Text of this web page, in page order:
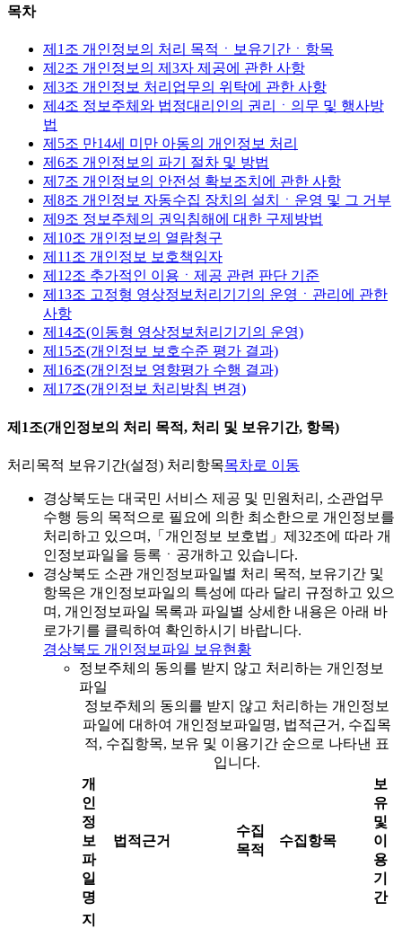
목차
제1조 개인정보의 처리 목적ㆍ보유기간ㆍ항목
제2조 개인정보의 제3자 제공에 관한 사항
제3조 개인정보 처리업무의 위탁에 관한 사항
제4조 정보주체와 법정대리인의 권리ㆍ의무 및 행사방
법
제5조 만14세 미만 아동의 개인정보 처리
제6조 개인정보의 파기 절차 및 방법
제7조 개인정보의 안전성 확보조치에 관한 사항
제8조 개인정보 자동수집 장치의 설치ㆍ운영 및 그 거부
제9조 정보주체의 권익침해에 대한 구제방법
제10조 개인정보의 열람청구
제11조 개인정보 보호책임자
제12조 추가적인 이용ㆍ제공 관련 판단 기준
제13조 고정형 영상정보처리기기의 운영ㆍ관리에 관한
사항
제14조(이동형 영상정보처리기기의 운영)
제15조(개인정보 보호수준 평가 결과)
제16조(개인정보 영향평가 수행 결과)
제17조(개인정보 처리방침 변경)
제1조(개인정보의 처리 목적, 처리 및 보유기간, 항목)
처리목적 보유기간(설정) 처리항목목차로 이동
경상북도는 대국민 서비스 제공 및 민원처리, 소관업무
수행 등의 목적으로 필요에 의한 최소한으로 개인정보를
처리하고 있으며,「개인정보 보호법」제32조에 따라 개
인정보파일을 등록ㆍ공개하고 있습니다.
경상북도 소관 개인정보파일별 처리 목적, 보유기간 및
항목은 개인정보파일의 특성에 따라 달리 규정하고 있으
며, 개인정보파일 목록과 파일별 상세한 내용은 아래 바
로가기를 클릭하여 확인하시기 바랍니다.
경상북도 개인정보파일 보유현황
정보주체의 동의를 받지 않고 처리하는 개인정보
파일
정보주체의 동의를 받지 않고 처리하는 개인정보
파일에 대하여 개인정보파일명, 법적근거, 수집목
적, 수집항목, 보유 및 이용기간 순으로 나타낸 표
입니다.
개
인
정
보
파
일
명
법적근거
수집
목적
수집항목
보
유
및
이
용
기
간
지